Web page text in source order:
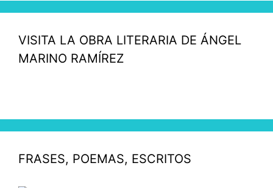
VISITA LA OBRA LITERARIA DE ÁNGEL
MARINO RAMÍREZ
FRASES, POEMAS, ESCRITOS